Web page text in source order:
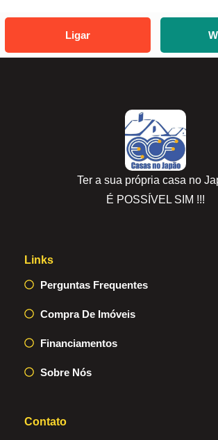
Ligar
Ter a sua própria casa no
É POSSÍVEL SIM !!!
Links
Perguntas Frequentes
Compra De Imóveis
Financiamentos
Sobre Nós
Contato